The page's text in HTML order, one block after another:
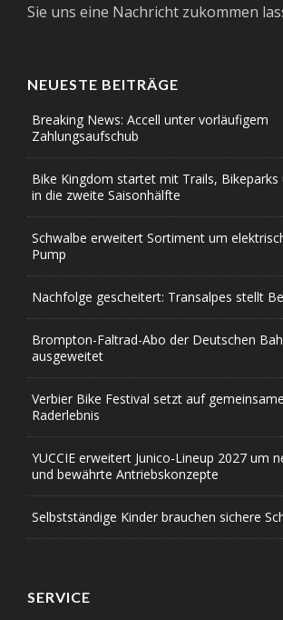
Sie uns eine Nachricht zukommen
NEUESTE BEITRÄGE
Breaking News: Accell unter vorläufigem
Zahlungsaufschub
Bike Kingdom startet mit Trails, Bikeparks
in die zweite Saisonhälfte
Schwalbe erweitert Sortiment um
Pump
Nachfolge gescheitert: Transalpes stellt
Brompton-Faltrad-Abo der Deutschen
ausgeweitet
Verbier Bike Festival setzt auf
Raderlebnis
YUCCIE erweitert Junico-Lineup 2027 um
und bewährte Antriebskonzepte
Selbstständige Kinder brauchen sichere
SERVICE